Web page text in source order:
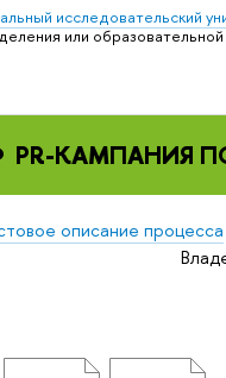
исследовательский
или
PR-КАМПАНИЯ
описание процесса